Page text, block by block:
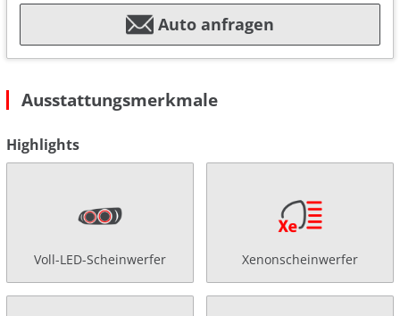
Auto anfragen
Ausstattungsmerkmale
Highlights
Voll-LED-Scheinwerfer Xenonscheinwerfer